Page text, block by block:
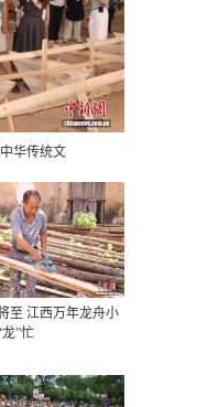
华传统文
至 江西万年龙舟小
”忙